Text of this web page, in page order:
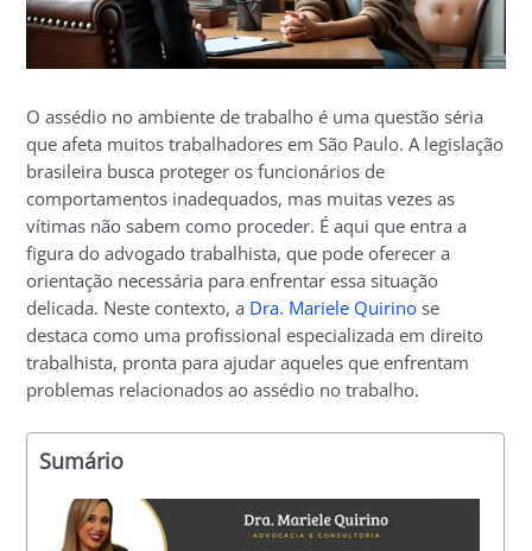
O assédio no ambiente de trabalho é uma questão séria
que afeta muitos trabalhadores em São Paulo. A legislação
brasileira busca proteger os funcionários de
comportamentos inadequados, mas muitas vezes as
vítimas não sabem como proceder. É aqui que entra a
figura do advogado trabalhista, que pode oferecer a
orientação necessária para enfrentar essa situação
delicada. Neste contexto, a Dra. Mariele Quirino se
destaca como uma profissional especializada em direito
trabalhista, pronta para ajudar aqueles que enfrentam
problemas relacionados ao assédio no trabalho.
Sumário